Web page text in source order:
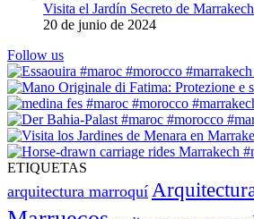
Visita el Jardín Secreto de
20 de junio de 2024
Follow us
ETIQUETAS
arquitectura marroquí